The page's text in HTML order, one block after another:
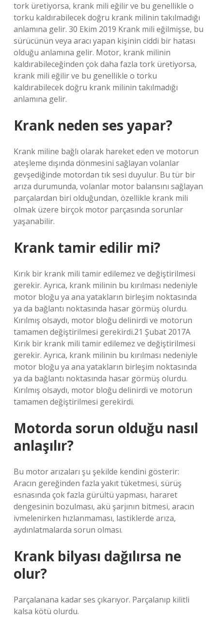
tork üretiyorsa, krank mili eğilir ve bu genellikle o
torku kaldırabilecek doğru krank milinin takılmadığı
anlamına gelir. 30 Ekim 2019 Krank mili eğilmişse, bu
sürücünün veya aracı yapan kişinin ciddi bir hatası
olduğu anlamına gelir. Motor, krank milinin
kaldırabileceğinden çok daha fazla tork üretiyorsa,
krank mili eğilir ve bu genellikle o torku
kaldırabilecek doğru krank milinin takılmadığı
anlamına gelir.
Krank neden ses yapar?
Krank miline bağlı olarak hareket eden ve motorun
ateşleme dışında dönmesini sağlayan volanlar
gevşediğinde motordan tık sesi duyulur. Bu tür bir
arıza durumunda, volanlar motor balansını sağlayan
parçalardan biri olduğundan, özellikle krank mili
olmak üzere birçok motor parçasında sorunlar
yaşanabilir.
Krank tamir edilir mi?
Kırık bir krank mili tamir edilemez ve değiştirilmesi
gerekir. Ayrıca, krank milinin bu kırılması nedeniyle
motor bloğu ya ana yatakların birleşim noktasında
ya da bağlantı noktasında hasar görmüş olurdu.
Kırılmış olsaydı, motor bloğu delinirdi ve motorun
tamamen değiştirilmesi gerekirdi.21 Şubat 2017A
Kırık bir krank mili tamir edilemez ve değiştirilmesi
gerekir. Ayrıca, krank milinin bu kırılması nedeniyle
motor bloğu ya ana yatakların birleşim noktasında
ya da bağlantı noktasında hasar görmüş olurdu.
Kırılmış olsaydı, motor bloğu delinirdi ve motorun
tamamen değiştirilmesi gerekirdi.
Motorda sorun olduğu nasıl
anlaşılır?
Bu motor arızaları şu şekilde kendini gösterir:
Aracın gereğinden fazla yakıt tüketmesi, sürüş
esnasında çok fazla gürültü yapması, hararet
dengesinin bozulması, akü şarjının bitmesi, aracın
ivmelenirken hızlanmaması, lastiklerde arıza,
aydınlatmalarda sorun olması.
Krank bilyası dağılırsa ne
olur?
Parçalanana kadar ses çıkarıyor. Parçalanıp kilitli
kalsa kötü olurdu.